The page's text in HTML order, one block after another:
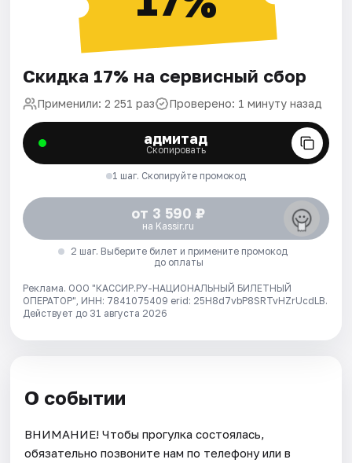
Скидка 17% на сервисный сбор
Применили: 2 251 раз Проверено: 1 минуту назад
адмитад
Скопировать
1 шаг. Скопируйте промокод
от 3 590 ₽
на Kassir.ru
2 шаг. Выберите билет и примените промокод
до оплаты
Реклама. ООО "КАССИР.РУ-НАЦИОНАЛЬНЫЙ БИЛЕТНЫЙ
ОПЕРАТОР", ИНН: 7841075409 erid: 25H8d7vbP8SRTvHZrUcdLB.
Действует до 31 августа 2026
О событии
ВНИМАНИЕ! Чтобы прогулка состоялась,
обязательно позвоните нам по телефону или в